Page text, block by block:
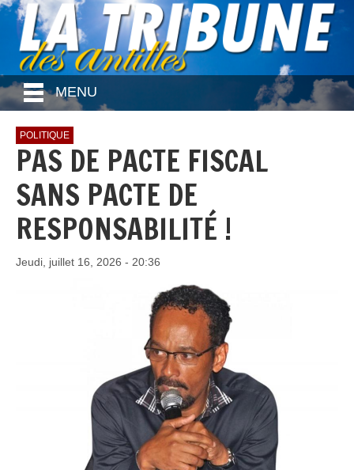
MENU
POLITIQUE
PAS DE PACTE FISCAL
SANS PACTE DE
RESPONSABILITÉ !
Jeudi, juillet 16, 2026 - 20:36